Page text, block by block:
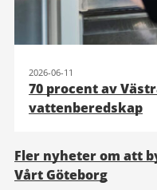
2026-06-11
70 procent av
vattenberedskap
Fler nyheter om att
Vårt Göteborg